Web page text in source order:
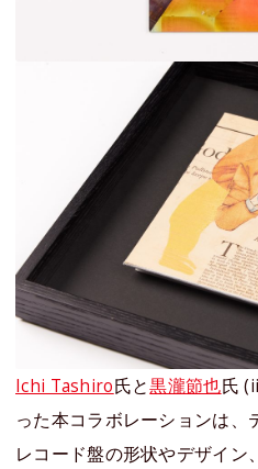
Ichi Tashiro氏と黒瀧節也氏
った本コラボレーションは、
レコード盤の形状やデザイン